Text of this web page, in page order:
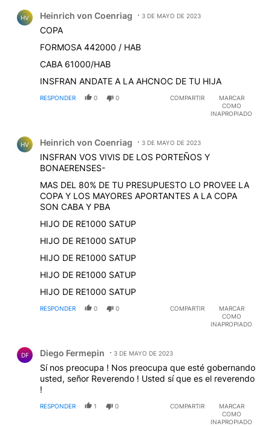
HV Heinrich von Coenriag 3 DE MAYO DE 2023
COPA
FORMOSA 442000 / HAB
CABA 61000/HAB
INSFRAN ANDATE A LA AHCNOC DE TU HIJA
RESPONDER 0 0 COMPARTIR
MARCAR
COMO
INAPROPIADO
HV Heinrich von Coenriag 3 DE MAYO DE 2023
INSFRAN VOS VIVIS DE LOS PORTEÑOS Y
BONAERENSES-
MAS DEL 80% DE TU PRESUPUESTO LO PROVEE LA
COPA Y LOS MAYORES APORTANTES A LA COPA
SON CABA Y PBA
HIJO DE RE1000 SATUP
HIJO DE RE1000 SATUP
HIJO DE RE1000 SATUP
HIJO DE RE1000 SATUP
HIJO DE RE1000 SATUP
RESPONDER 0 0 COMPARTIR
MARCAR
COMO
INAPROPIADO
DF Diego Fermepin 3 DE MAYO DE 2023
Sí nos preocupa ! Nos preocupa que esté gobernando
usted, señor Reverendo ! Usted sí que es el reverendo
!
RESPONDER 1 0 COMPARTIR
MARCAR
COMO
INAPROPIADO